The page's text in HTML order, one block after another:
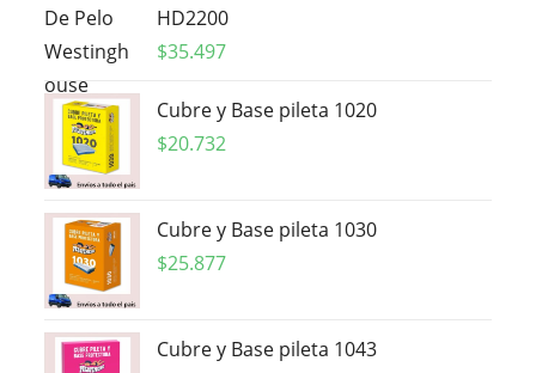
HD2200
$35.497
Cubre y Base pileta 1020
$20.732
Cubre y Base pileta 1030
$25.877
Cubre y Base pileta 1043